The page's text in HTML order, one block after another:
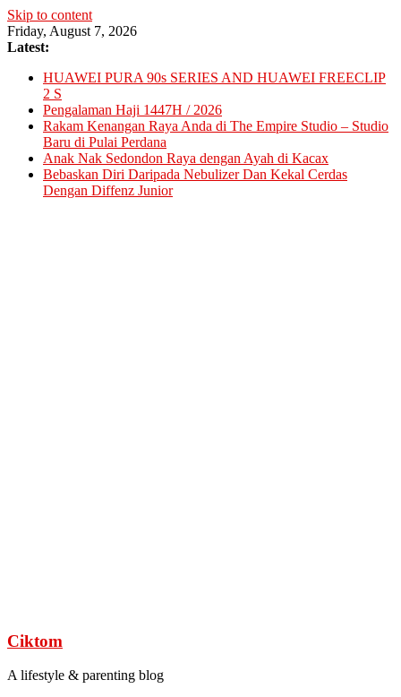
Skip to content
Friday, August 7, 2026
Latest:
HUAWEI PURA 90s SERIES AND HUAWEI FREECLIP
2 S
Pengalaman Haji 1447H / 2026
Rakam Kenangan Raya Anda di The Empire Studio – Studio
Baru di Pulai Perdana
Anak Nak Sedondon Raya dengan Ayah di Kacax
Bebaskan Diri Daripada Nebulizer Dan Kekal Cerdas
Dengan Diffenz Junior
Ciktom
A lifestyle & parenting blog